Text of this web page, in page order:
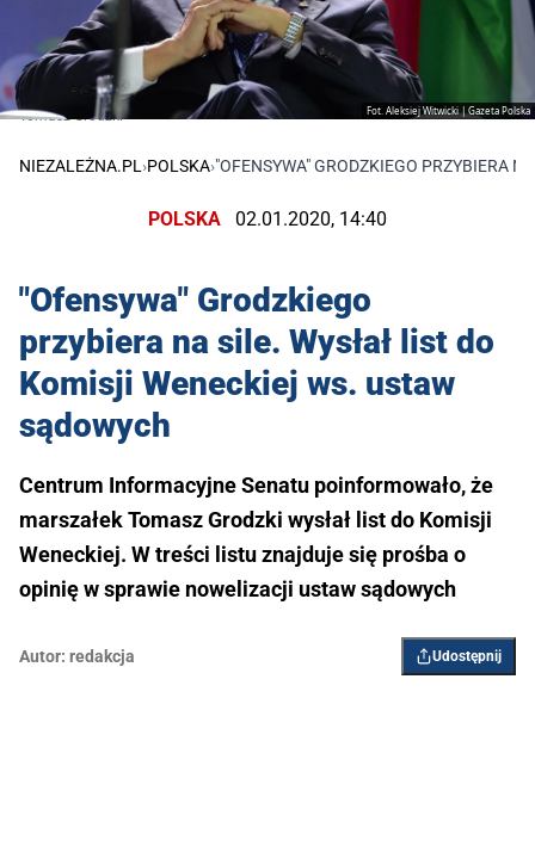
Fot. Aleksiej Witwicki | Gazeta Polska
Tomasz Grodzki
NIEZALEŻNA.PL›POLSKA›"OFENSYWA" GRODZKIEGO PRZYBIERA
POLSKA 02.01.2020, 14:40
"Ofensywa" Grodzkiego
przybiera na sile. Wysłał list do
Komisji Weneckiej ws. ustaw
sądowych
Centrum Informacyjne Senatu poinformowało, że
marszałek Tomasz Grodzki wysłał list do Komisji
Weneckiej. W treści listu znajduje się prośba o
opinię w sprawie nowelizacji ustaw sądowych
Autor: redakcja Udostępnij